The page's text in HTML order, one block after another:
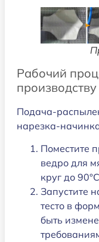
Рабочий
Подача-
нарезка-
Поместите
ведро для
круг до
Запустите
тесто в
быть